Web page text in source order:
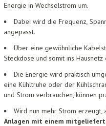
Energie in Wechselstrom um.
Dabei wird die Frequenz,
angepasst.
Über eine gewöhnliche
Steckdose und somit ins Hausnetz
Die Energie wird praktisch
eine Kühltruhe oder der
und Strom verbrauchen, können
Wird nun mehr Strom erzeugt,
Anlagen mit einem